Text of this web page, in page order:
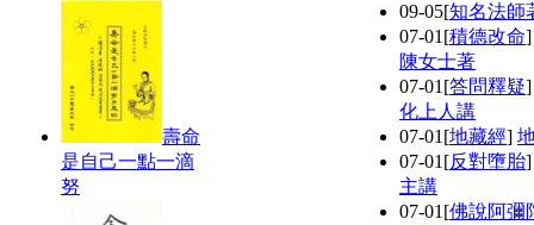
壽命
是自己一點一滴
努
09-05[知名法師
07-01 [積德改命
陳女士著
07-01 [答問釋疑
化上人講
07-01 [地藏經]
07-01 [反對墮胎
主講
07-01 [佛說阿彌